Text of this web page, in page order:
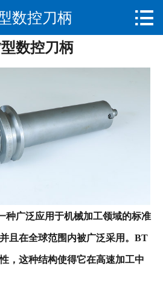

产品中心
关于我们
荣誉资质
数控刀柄 
数控刀柄
种广泛应用于机械加工领域的标准
且在全球范围内被广泛采用。BT
，这种结构使得它在高速加工中